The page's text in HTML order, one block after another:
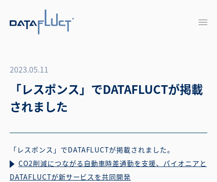
2023.05.11
「レスポンス」でDATAFLUCTが掲載
されました
「レスポンス」でDATAFLUCTが掲載されました。
CO2削減につながる自動車時差通勤を支援、パイオニアと
DATAFLUCTが新サービスを共同開発